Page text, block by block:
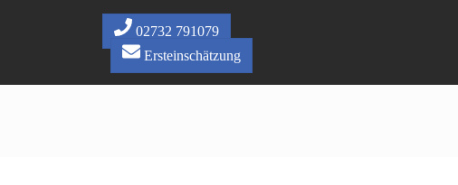
02732 791079
Ersteinschätzung